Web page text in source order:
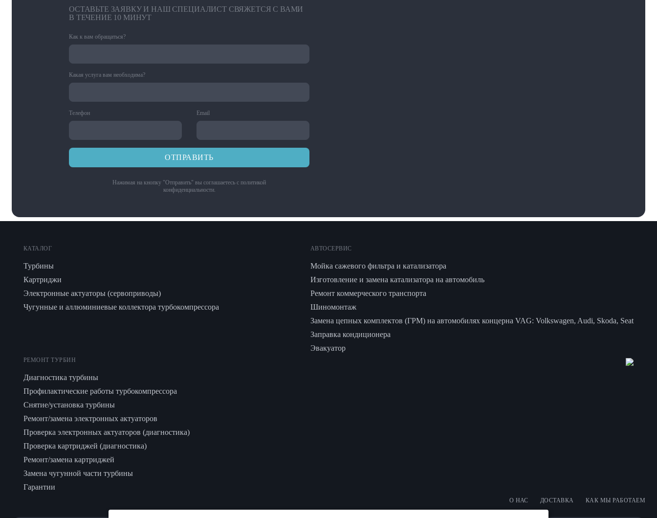
ОСТАВЬТЕ ЗАЯВКУ И НАШ СПЕЦИАЛИСТ СВЯЖЕТСЯ С ВАМИ
В ТЕЧЕНИЕ 10 МИНУТ
Как к вам обращаться?
Какая услуга вам необходима?
Телефон Email
ОТПРАВИТЬ
Нажимая на кнопку "Отправить" вы соглашаетесь с политикой
конфиденциальности.
КАТАЛОГ
Турбины
Картриджи
Электронные актуаторы (сервоприводы)
Чугунные и аллюминиевые коллектора турбокомпрессора
АВТОСЕРВИС
Мойка сажевого фильтра и катализатора
Изготовление и замена катализатора на автомобиль
Ремонт коммерческого транспорта
Шиномонтаж
Замена цепных комплектов (ГРМ) на автомобилях концерна VAG: Volkswagen, Audi, Skoda, Seat
Заправка кондиционера
Эвакуатор
РЕМОНТ ТУРБИН
Диагностика турбины
Профилактические работы турбокомпрессора
Снятие/установка турбины
Ремонт/замена электронных актуаторов
Проверка электронных актуаторов (диагностика)
Проверка картриджей (диагностика)
Ремонт/замена картриджей
Замена чугунной части турбины
Гарантии
О НАС ДОСТАВКА КАК МЫ РАБОТАЕМ